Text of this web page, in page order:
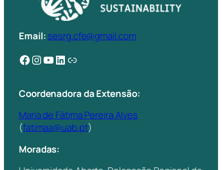
Email:sesrg.cfe@gmail.com
Facebook Instagram YouTube LinkedIn Ligação
Coordenadora da Extensão:
Maria de Fátima Pereira Alves
(fatimaa@uab.pt)
Moradas: